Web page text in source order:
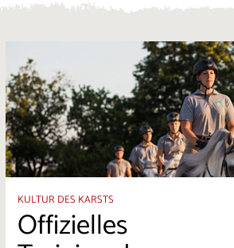
KULTUR DES KARSTS
Offizielles